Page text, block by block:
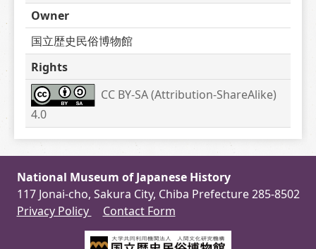
Owner
国立歴史民俗博物館
Rights
CC BY-SA (Attribution-ShareAlike)
4.0
National Museum of Japanese History
117 Jonai-cho, Sakura City, Chiba Prefecture 285-8502
Privacy Policy
Contact Form